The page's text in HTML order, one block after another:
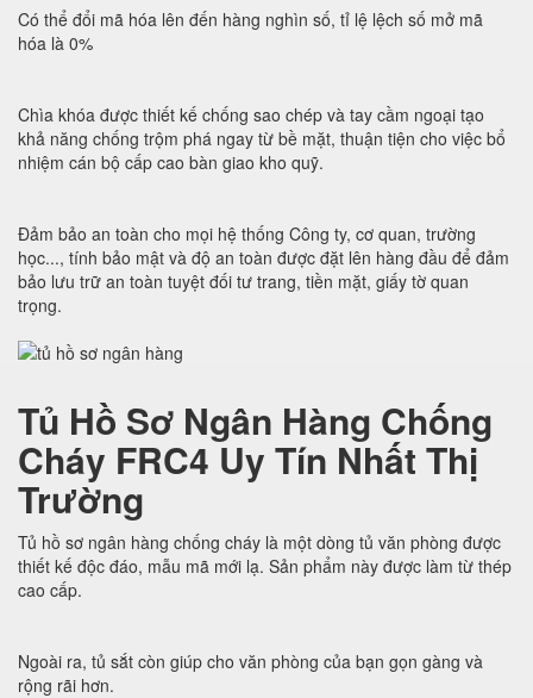
Có thể đổi mã hóa lên đến hàng nghìn số, tỉ lệ lệch số mở mã
hóa là 0%
Chìa khóa được thiết kế chống sao chép và tay cầm ngoại tạo
khả năng chống trộm phá ngay từ bề mặt, thuận tiện cho việc bổ
nhiệm cán bộ cấp cao bàn giao kho quỹ.
Đảm bảo an toàn cho mọi hệ thống Công ty, cơ quan, trường
học..., tính bảo mật và độ an toàn được đặt lên hàng đầu để đảm
bảo lưu trữ an toàn tuyệt đối tư trang, tiền mặt, giấy tờ quan
trọng.
Tủ Hồ Sơ Ngân Hàng Chống
Cháy FRC4 Uy Tín Nhất Thị
Trường
Tủ hồ sơ ngân hàng chống cháy là một dòng tủ văn phòng được
thiết kế độc đáo, mẫu mã mới lạ. Sản phẩm này được làm từ thép
cao cấp.
Ngoài ra, tủ sắt còn giúp cho văn phòng của bạn gọn gàng và
rộng rãi hơn.